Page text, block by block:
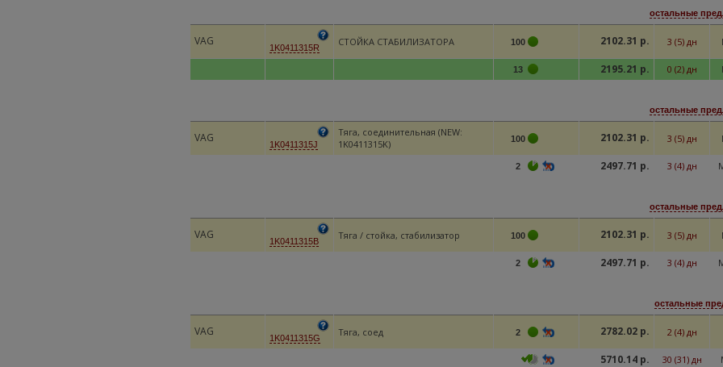
остальные
VAG 1K0411315R СТОЙКА СТАБИЛИЗАТОРА 100 2102.31 р. 3 (5) дн
13 2195.21 р. 0 (2) дн
остальные
VAG 1K0411315J
Тяга, соединительная (NEW:
1K0411315K)
100 2102.31 р. 3 (5) дн
2 2497.71 р. 3 (4) дн
остальные
VAG 1K0411315B Тяга / стойка, стабилизатор 100 2102.31 р. 3 (5) дн
2 2497.71 р. 3 (4) дн
остальные
VAG 1K0411315G Тяга, соед 2 2782.02 р. 2 (4) дн
5710.14 р. 30 (31) дн